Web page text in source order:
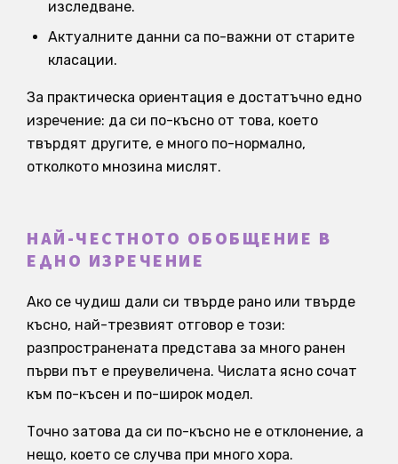
изследване.
Актуалните данни са по-важни от старите
класации.
За практическа ориентация е достатъчно едно
изречение: да си по-късно от това, което
твърдят другите, е много по-нормално,
отколкото мнозина мислят.
НАЙ-ЧЕСТНОТО ОБОБЩЕНИЕ В
ЕДНО ИЗРЕЧЕНИЕ
Ако се чудиш дали си твърде рано или твърде
късно, най-трезвият отговор е този:
разпространената представа за много ранен
първи път е преувеличена. Числата ясно сочат
към по-късен и по-широк модел.
Точно затова да си по-късно не е отклонение, а
нещо, което се случва при много хора.